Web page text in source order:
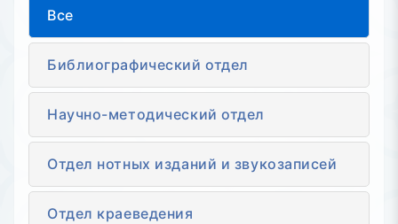
Все
Библиографический отдел
Научно-методический отдел
Отдел нотных изданий и звукозаписей
Отдел краеведения